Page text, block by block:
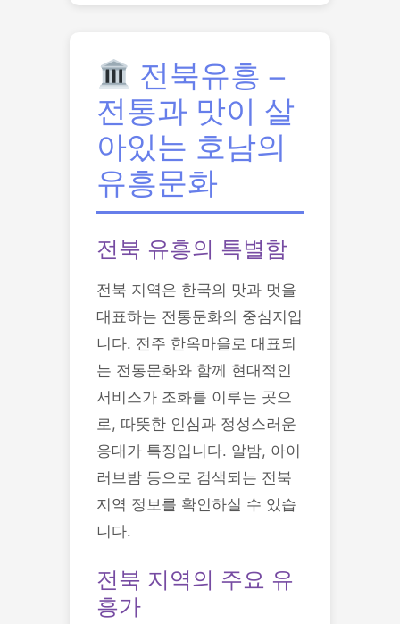
전북유흥 –
전통과 맛이 살
아있는 호남의
유흥문화
전북 유흥의 특별함
전북 지역은 한국의 맛과 멋을
대표하는 전통문화의 중심지입
니다. 전주 한옥마을로 대표되
는 전통문화와 함께 현대적인
서비스가 조화를 이루는 곳으
로, 따뜻한 인심과 정성스러운
응대가 특징입니다. 알밤, 아이
러브밤 등으로 검색되는 전북
지역 정보를 확인하실 수 있습
니다.
전북 지역의 주요 유
흥가